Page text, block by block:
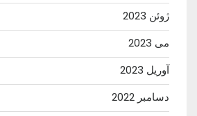
ژوئن 2023
می 2023
آوریل 2023
دسامبر 2022